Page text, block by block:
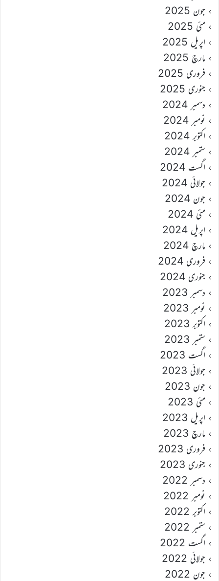
جون 2025
مئی 2025
اپریل 2025
مارچ 2025
فروری 2025
جنوری 2025
دسمبر 2024
نومبر 2024
اکتوبر 2024
ستمبر 2024
اگست 2024
جولائی 2024
جون 2024
مئی 2024
اپریل 2024
مارچ 2024
فروری 2024
جنوری 2024
دسمبر 2023
نومبر 2023
اکتوبر 2023
ستمبر 2023
اگست 2023
جولائی 2023
جون 2023
مئی 2023
اپریل 2023
مارچ 2023
فروری 2023
جنوری 2023
دسمبر 2022
نومبر 2022
اکتوبر 2022
ستمبر 2022
اگست 2022
جولائی 2022
جون 2022